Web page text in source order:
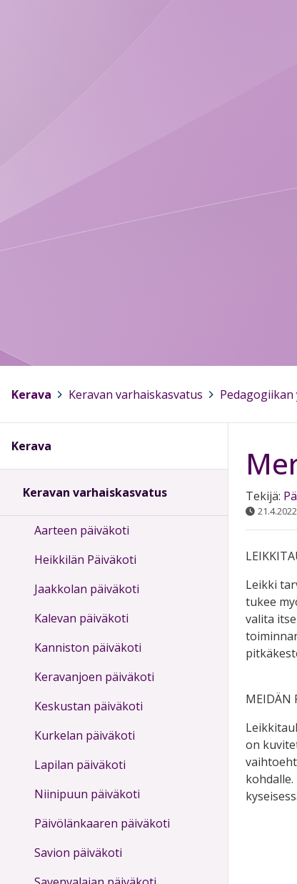
Kerava Keravan varhaiskasvatus
Tekijä:
Leikki
tukee
valita
MEIDÄN
on
Kerava
Keravan varhaiskasvatus
Aarteen päiväkoti
Heikkilän Päiväkoti
Jaakkolan päiväkoti
Kalevan päiväkoti
Kanniston päiväkoti
Keravanjoen päiväkoti
Keskustan päiväkoti
Kurkelan päiväkoti
Lapilan päiväkoti
Niinipuun päiväkoti
Päivölänkaaren päiväkoti
Savion päiväkoti